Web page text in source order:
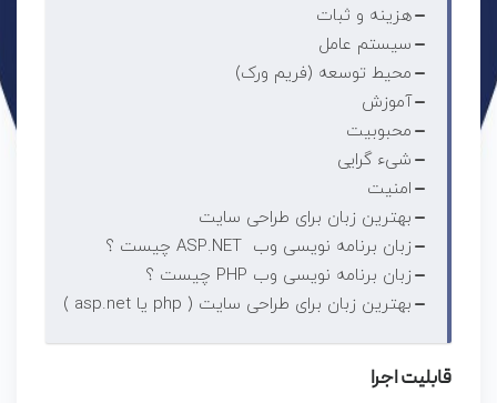
هزینه و ثبات
سیستم عامل
محیط توسعه (فریم ورک)
آموزش
محبوبیت
شیء گرایی
امنیت
بهترین زبان برای طراحی سایت
زبان برنامه نویسی وب ASP.NET چیست ؟
زبان برنامه نویسی وب PHP چیست ؟
بهترین زبان برای طراحی سایت ( php یا asp.net )
قابلیت اجرا